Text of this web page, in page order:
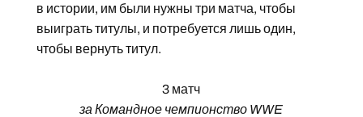
в истории, им были нужны три матча, чтобы
выиграть титулы, и потребуется лишь один,
чтобы вернуть титул.
3 матч
за Командное чемпионство WWE